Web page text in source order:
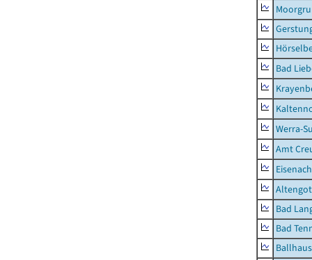
Bad
Werra-
Amt
Bad
Bad